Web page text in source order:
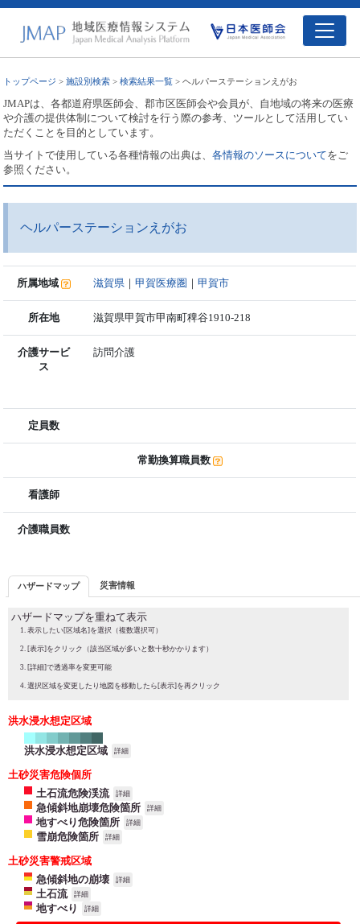
トップページ >施設別検索 >検索結果一覧 > ヘルパーステーションえがお
JMAPは、各都道府県医師会、郡市区医師会や会員が、自地域の将来の医療
や介護の提供体制について検討を行う際の参考、ツールとして活用してい
ただくことを目的としています。
当サイトで使用している各種情報の出典は、各情報のソースについてをご
参照ください。
ヘルパーステーションえがお
所属地域 滋賀県 ｜甲賀医療圏 ｜甲賀市
所在地 滋賀県甲賀市甲南町稗谷1910-218
介護サービ
ス
訪問介護
定員数
常勤換算職員数
看護師
介護職員数
ハザードマップ 災害情報
ハザードマップを重ねて表示
表示したい[区域名]を選択（複数選択可）
[表示]をクリック（該当区域が多いと数十秒かかります）
[詳細]で透過率を変更可能
選択区域を変更したり地図を移動したら[表示]を再クリック
洪水浸水想定区域
洪水浸水想定区域 詳細
土砂災害危険個所
土石流危険渓流
詳細
急傾斜地崩壊危険箇所 詳細
地すべり危険箇所 詳細
雪崩危険箇所 詳細
土砂災害警戒区域
急傾斜地の崩壊
詳細
土石流 詳細
地すべり 詳細